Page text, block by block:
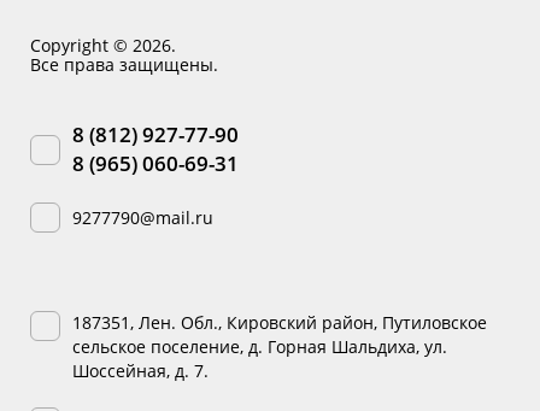
Copyright © 2026.
Все права защищены.
8 (812) 927-77-90
8 (965) 060-69-31
9277790@mail.ru
187351, Лен. Обл., Кировский район, Путиловское
сельское поселение, д. Горная Шальдиха, ул.
Шоссейная, д. 7.